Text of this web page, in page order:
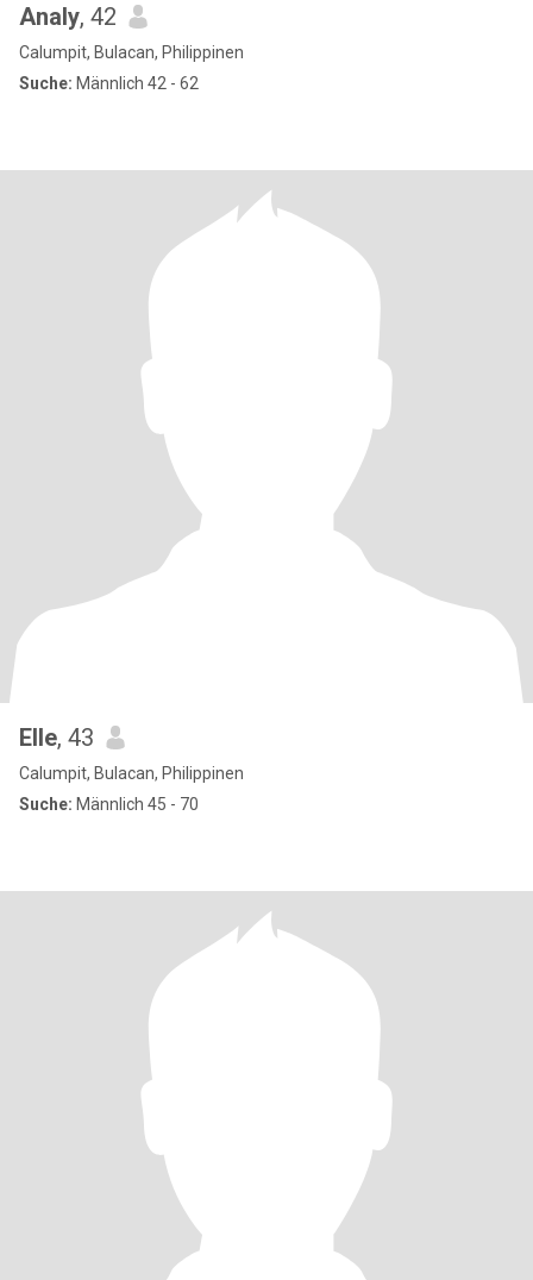
Analy, 42
Calumpit, Bulacan, Philippinen
Suche: Männlich 42 - 62
Elle, 43
Calumpit, Bulacan, Philippinen
Suche: Männlich 45 - 70